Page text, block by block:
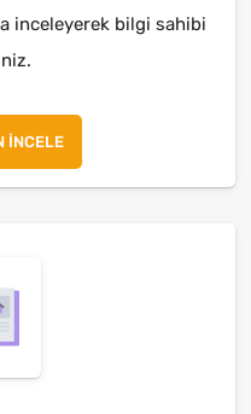
inceleyerek bilgi sahibi
İNCELE